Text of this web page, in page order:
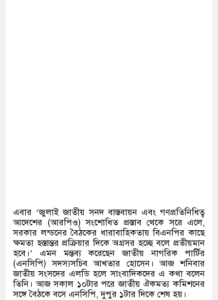
এবার ‘জুলাই জাতীয় সনদ বাস্তবায়ন এবং গণপ্রতিনিধিত্ব
আদেশের (আরপিও) সংশোধিত প্রস্তাব থেকে সরে এলে,
সরকার লন্ডনের বৈঠকের ধারাবাহিকতায় বিএনপির কাছে
ক্ষমতা হস্তান্তর প্রক্রিয়ার দিকে অগ্রসর হচ্ছে বলে প্রতীয়মান
হবে।’ এমন মন্তব্য করেছেন জাতীয় নাগরিক পার্টির
(এনসিপি) সদস্যসচিব আখতার হোসেন। আজ শনিবার
জাতীয় সংসদের এলডি হলে সাংবাদিকদের এ কথা বলেন
তিনি। আজ সকাল ১০টার পরে জাতীয় ঐকমত্য কমিশনের
সঙ্গে বৈঠকে বসে এনসিপি, দুপুর ১টার দিকে শেষ হয়।